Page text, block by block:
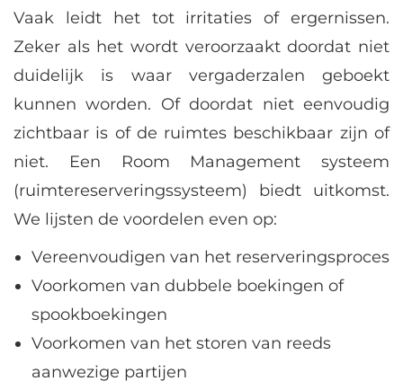
Vaak leidt het tot irritaties of ergernissen.
Zeker als het wordt veroorzaakt doordat niet
duidelijk is waar vergaderzalen geboekt
kunnen worden. Of doordat niet eenvoudig
zichtbaar is of de ruimtes beschikbaar zijn of
niet. Een Room Management systeem
(ruimtereserveringssysteem) biedt uitkomst.
We lijsten de voordelen even op:
Vereenvoudigen van het reserveringsproces
Voorkomen van dubbele boekingen of
spookboekingen
Voorkomen van het storen van reeds
aanwezige partijen